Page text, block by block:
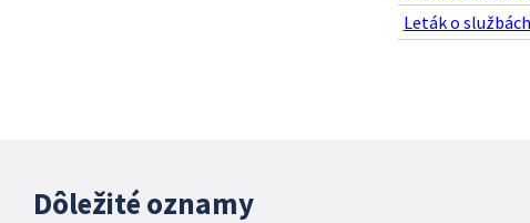
Leták o
Dôležité oznamy